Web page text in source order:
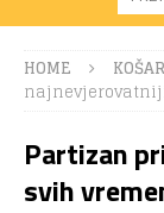
HOME
Partizan
svih